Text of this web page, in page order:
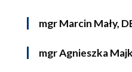
mgr Marcin Mały,
mgr Agnieszka